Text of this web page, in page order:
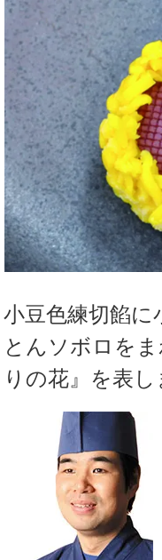
小豆色練切餡に
とんソボロを
りの花』を表し